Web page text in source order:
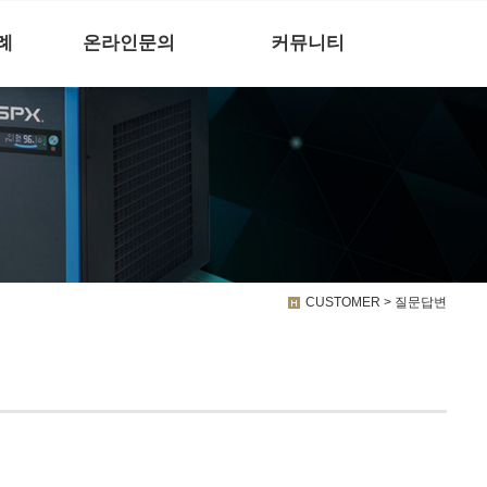
온라인문의 커뮤니티
CUSTOMER > 질문답변